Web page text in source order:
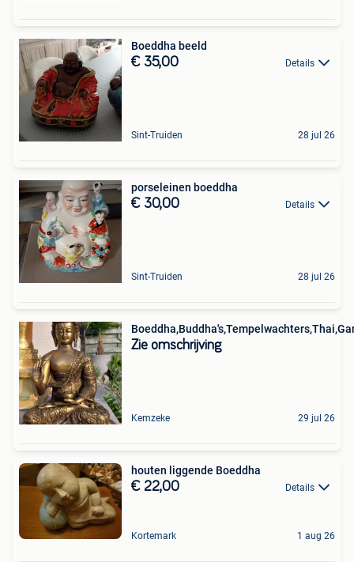
Boeddha beeld
€ 35,00 Details
Sint-Truiden 28 jul 26
porseleinen boeddha
€ 30,00 Details
Sint-Truiden 28 jul 26
Zie omschrijving
Kemzeke 29 jul 26
houten liggende Boeddha
€ 22,00 Details
Kortemark 1 aug 26